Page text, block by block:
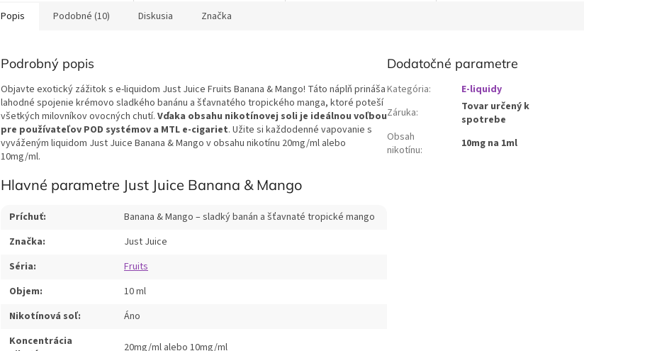
Popis Podobné (10) Diskusia Značka
Podrobný popis
Objavte exotický zážitok s e-liquidom Just Juice Fruits Banana & Mango! Táto náplň prináša
lahodné spojenie krémovo sladkého banánu a šťavnatého tropického manga, ktoré poteší
všetkých milovníkov ovocných chutí. Vďaka obsahu nikotínovej soli je ideálnou voľbou
pre používateľov POD systémov a MTL e-cigariet. Užite si každodenné vapovanie s
vyváženým liquidom Just Juice Banana & Mango v obsahu nikotínu 20mg/ml alebo
10mg/ml.
Hlavné parametre Just Juice Banana & Mango
Príchuť:
Banana & Mango – sladký banán a šťavnaté tropické mango
Značka:
Just Juice
Séria:
Fruits
Objem:
10 ml
Nikotínová soľ:
Áno
Koncentrácia
20mg/ml alebo 10mg/ml
Dodatočné parametre
Kategória:
E-liquidy
Záruka:
Tovar určený k
spotrebe
Obsah
nikotínu: 10mg na 1ml